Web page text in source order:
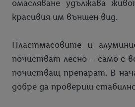
омасляване удължава
красивия им външен вид.
Пластмасовите и
почистват лесно – само с
почистващ препарат. В
добре да провериш